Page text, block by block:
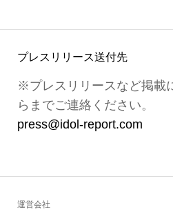
プレスリリース送付先
※プレスリリースなど掲載
らまでご連絡ください。
press@idol-report.com
運営会社